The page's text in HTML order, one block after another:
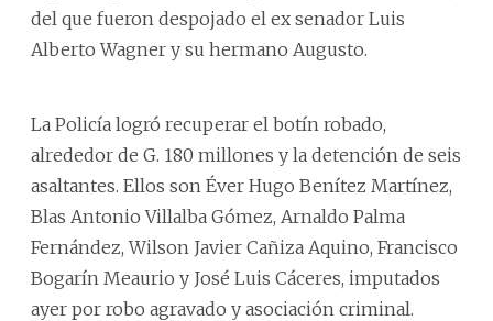
del que fueron despojado el ex senador Luis
Alberto Wagner y su hermano Augusto.
La Policía logró recuperar el botín robado,
alrededor de G. 180 millones y la detención de seis
asaltantes. Ellos son Éver Hugo Benítez Martínez,
Blas Antonio Villalba Gómez, Arnaldo Palma
Fernández, Wilson Javier Cañiza Aquino, Francisco
Bogarín Meaurio y José Luis Cáceres, imputados
ayer por robo agravado y asociación criminal.